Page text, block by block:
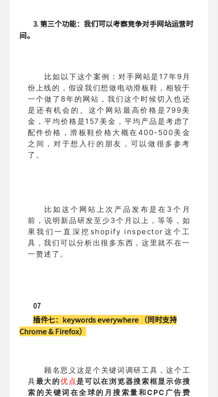
3. 第三个功能：我们可以考察竞争对手网站运营时
间。
比如以下这个案例：对手网站是17年9月
份上线的，假设我们想做电动滑板鞋，相较于
一个做了8年的网站，我们这个时候切入也还
是还有机会的。这个网站最高价格是799美
金，平均价格是157美金，平均产品是考虑了
配件价格，滑板鞋价格大概在400-500美金
之间，对于想入行的朋友，可以做很多参考
了。
比如这个网站上次产品发布是在3个月
前，说明新品研发至少3个月以上，等等，如
果我们一直深挖shopify inspector这个工
具，我们可以分析出很多东西，这里就不在一
一赘述了。
07
插件七： keywords everywhere （同时支持
Chrome & Firefox）
顾名思义这是个关键词调研工具，这个工
具最大的优点是可以在浏览器搜索框显示你搜
索的关键词在全球的月搜索量和CPC广告费